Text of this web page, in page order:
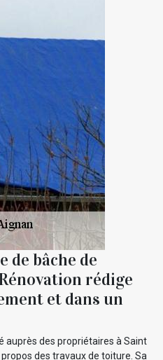
de bâche de
rédige
et dans un
auprès des propriétaires à Saint
des travaux de toiture. Sa